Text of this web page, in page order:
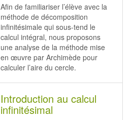
Afin de familiariser l’élève avec la
méthode de décomposition
infinitésimale qui sous-tend le
calcul intégral, nous proposons
une analyse de la méthode mise
en œuvre par Archimède pour
calculer l’aire du cercle.
Introduction au calcul
infinitésimal